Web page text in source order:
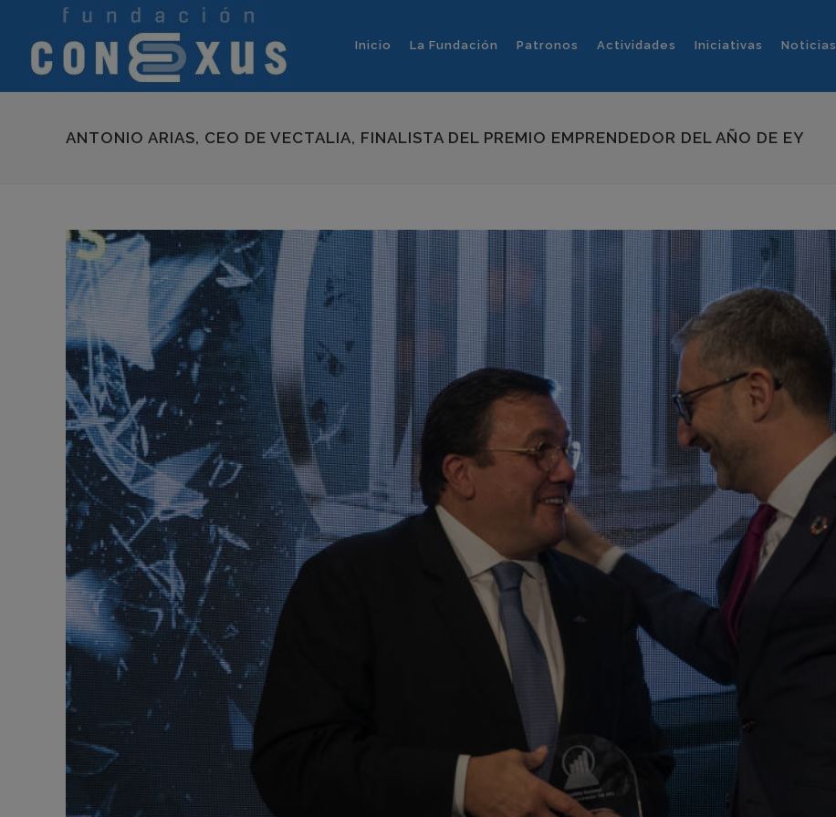
Inicio La Fundación Patronos Actividades Iniciativas Noticias
ANTONIO ARIAS, CEO DE VECTALIA, FINALISTA DEL PREMIO EMPRENDEDOR DEL AÑO DE EY